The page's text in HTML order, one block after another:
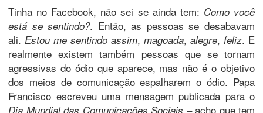
Tinha no Facebook, não sei se ainda tem: Como você
está se sentindo?. Então, as pessoas se desabavam
ali. Estou me sentindo assim, magoada, alegre, feliz. E
realmente existem também pessoas que se tornam
agressivas do ódio que aparece, mas não é o objetivo
dos meios de comunicação espalharem o ódio. Papa
Francisco escreveu uma mensagem publicada para o
– acho que tem